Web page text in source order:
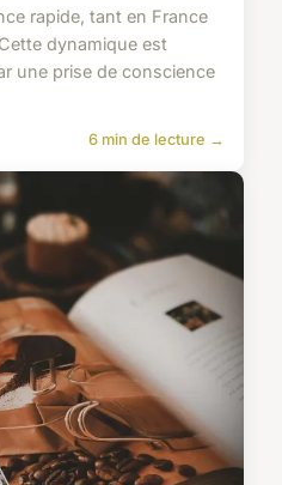
rapide, tant en France
dynamique est
une prise de conscience
6 min de lecture →